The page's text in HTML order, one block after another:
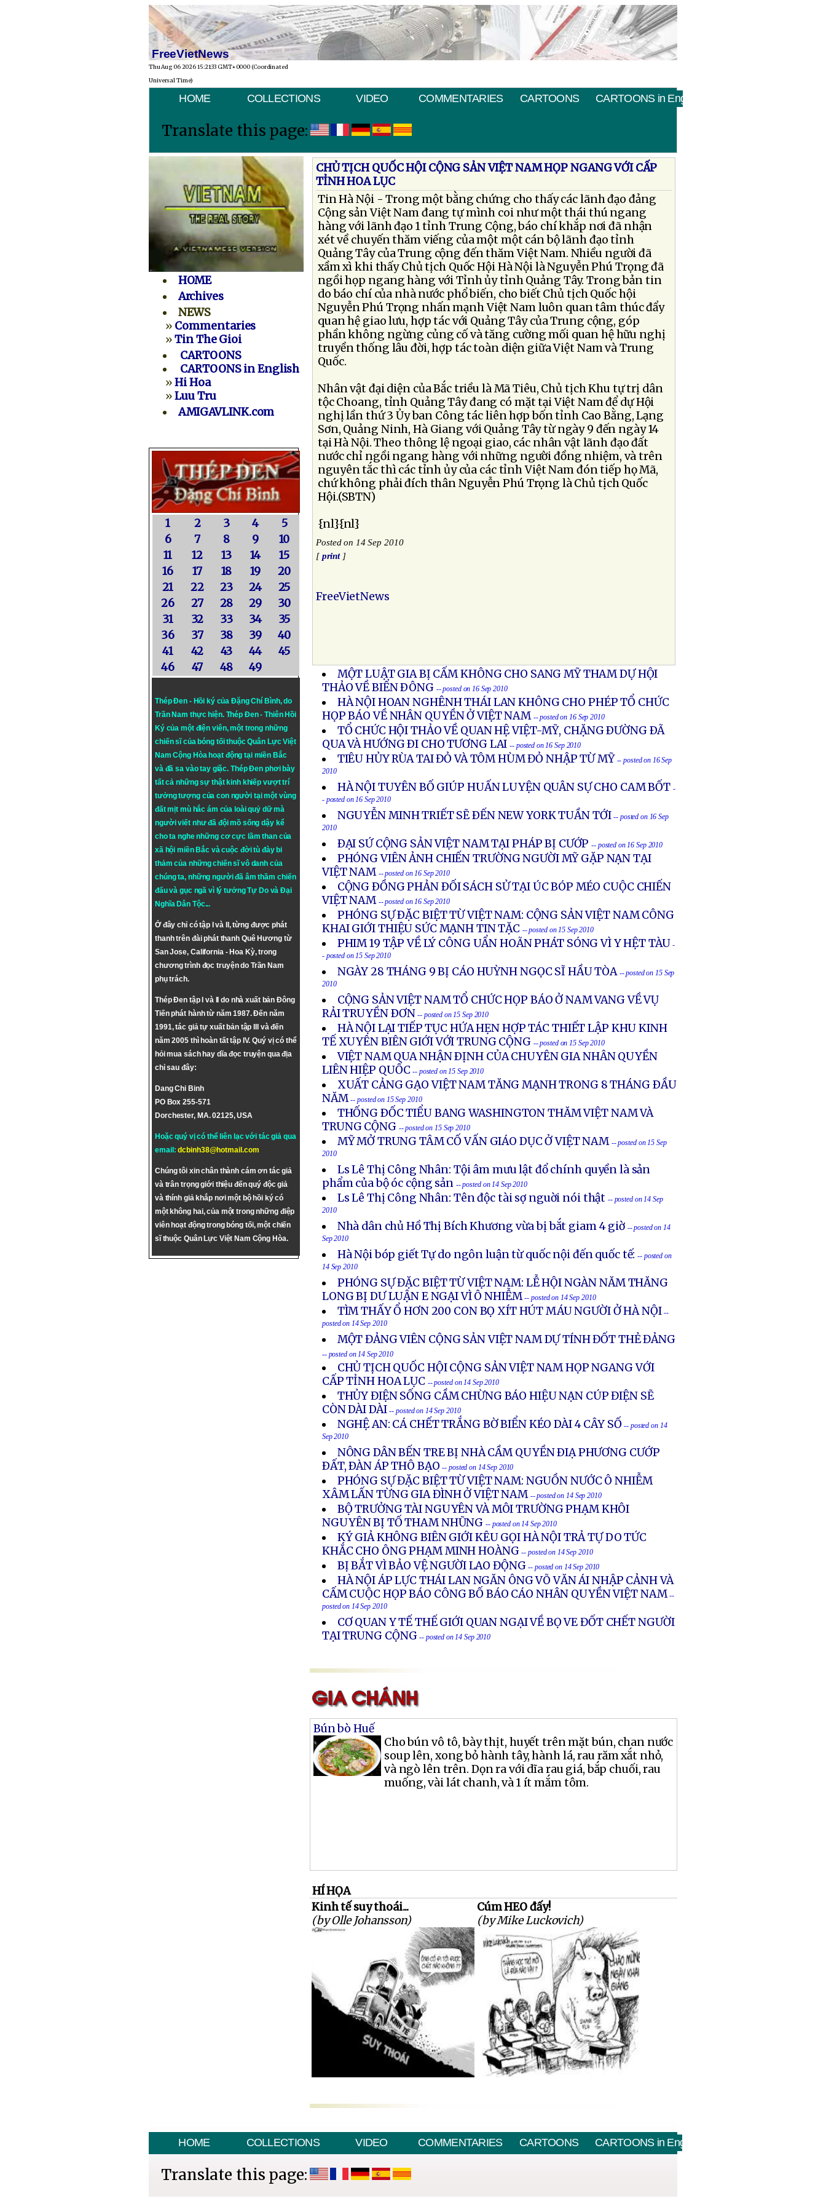
FreeVietNews
Thu Aug 06 2026 15:21:33 GMT+0000 (Coordinated
Universal Time)
HOME COLLECTIONS VIDEO COMMENTARIES CARTOONS CARTOONS in English
Translate this page:
HOME
Archives
NEWS
» Commentaries
»Tin The Gioi
CARTOONS
CARTOONS in English
»Hi Hoa
»Luu Tru
AMIGAVLINK.com
1 2 3 4
5
6
7 8 9
10
11
12 13 14
15
16
17 18 19
20
21
22 23 24
25
26
27 28 29
30
31
32 33 34
35
36
37 38 39
40
41
42 43 44
45
46
47 48 49
Thép Đen - Hồi ký của Đặng Chí Bình, do
Trần Nam thực hiện. Thép Đen- Thiên Hồi
Ký của một điện viên, một trong những
chiến sĩ của bóng tối thuộc Quân Lực Việt
Nam Cộng Hòa hoạt động tại miền Bắc
và đã sa vào tay giặc. Thép Đen phơi bày
tất cả những sự thật kinh khiếp vượt trí
tưởng tượng của con người tại một vùng
đất mịt mù hắc ám của loài quỷ dữ mà
người viết như đã đội mồ sống dậy kể
cho ta nghe những cơ cực lầm than của
xã hội miền Bắc và cuộc đời tù đày bi
thảm của những chiến sĩ vô danh của
chúng ta, những người đã âm thầm chiến
đấu và gục ngã vì lý tưởngTự DovàĐại
Nghĩa Dân Tộc...
Ở đây chỉ có tập I và II, từng được phát
thanh trên đài phát thanh Quê Hương từ
San Jose, California - Hoa Kỳ, trong
chương trình đọc truyện do Trần Nam
phụ trách.
Thép Đen tập I và II do nhà xuất bản Đông
Tiến phát hành từ năm 1987. Đến năm
1991, tác giả tự xuất bản tập III và đến
năm 2005 thì hoàn tất tập IV. Quý vị có thể
hỏi mua sách hay dĩa đọc truyện qua địa
chỉ sau đây:
Dang Chi Binh
PO Box 255-571
Dorchester, MA. 02125, USA
Hoặc quý vị có thể liên lạc với tác giả qua
email:dcbinh38@hotmail.com
Chúng tôi xin chân thành cám ơn tác giả
và trân trọng giới thiệu đến quý độc giả
và thính giả khắp nơi một bộ hồi ký có
một không hai, của một trong những điệp
viên hoạt động trong bóng tối, một chiến
sĩ thuộc Quân Lực Việt Nam Cộng Hòa.
CHỦ TỊCH QUỐC HỘI CỘNG SẢN VIỆT NAM HỌP NGANG VỚI CẤP
TỈNH HOA LỤC
Tin Hà Nội - Trong một bằng chứng cho thấy các lãnh đạo đảng
Cộng sản Việt Nam đang tự mình coi như một thái thú ngang
hàng với lãnh đạo 1 tỉnh Trung Cộng, báo chí khắp nơi đã nhận
xét về chuyến thăm viếng của một một cán bộ lãnh đạo tỉnh
Quảng Tây của Trung cộng đến thăm Việt Nam. Nhiều người đã
xầm xì khi thấy Chủ tịch Quốc Hội Hà Nội là Nguyễn Phú Trọng đã
ngồi họp ngang hàng với Tỉnh ủy tỉnh Quảng Tây. Trong bản tin
do báo chí của nhà nước phổ biến, cho biết Chủ tịch Quốc hội
Nguyễn Phú Trọng nhấn mạnh Việt Nam luôn quan tâm thúc đẩy
quan hệ giao lưu, hợp tác với Quảng Tây của Trung cộng, góp
phần không ngừng củng cố và tăng cường mối quan hệ hữu nghị
truyền thống lâu đời, hợp tác toàn diện giữa Việt Nam và Trung
Quốc.
Nhân vật đại diện của Bắc triều là Mã Tiêu, Chủ tịch Khu tự trị dân
tộc Choang, tỉnh Quảng Tây đang có mặt tại Việt Nam để dự Hội
nghị lần thứ 3 Ủy ban Công tác liên hợp bốn tỉnh Cao Bằng, Lạng
Sơn, Quảng Ninh, Hà Giang với Quảng Tây từ ngày 9 đến ngày 14
tại Hà Nội. Theo thông lệ ngoại giao, các nhân vật lãnh đạo đất
nước chỉ ngồi ngang hàng với những người đồng nhiệm, và trên
nguyên tắc thì các tỉnh ủy của các tỉnh Việt Nam đón tiếp họ Mã,
chứ không phải đích thân Nguyễn Phú Trọng là Chủ tịch Quốc
Hội.(SBTN)
{nl}{nl}
Posted on 14 Sep 2010
[print]
FreeVietNews
MỘT LUẬT GIA BỊ CẤM KHÔNG CHO SANG MỸ THAM DỰ HỘI
THẢO VỀ BIỂN ÐÔNG -- posted on 16 Sep 2010
HÀ NỘI HOAN NGHÊNH THÁI LAN KHÔNG CHO PHÉP TỔ CHỨC
HỌP BÁO VỀ NHÂN QUYỀN Ở VIỆT NAM -- posted on 16 Sep 2010
TỔ CHỨC HỘI THẢO VỀ QUAN HỆ VIỆT-MỸ, CHẶNG ÐƯỜNG ÐÃ
QUA VÀ HƯỚNG ÐI CHO TƯƠNG LAI-- posted on 16 Sep 2010
TIÊU HỦY RÙA TAI ĐỎ VÀ TÔM HÙM ĐỎ NHẬP TỪ MỸ -- posted on 16 Sep
2010
HÀ NỘI TUYÊN BỐ GIÚP HUẤN LUYỆN QUÂN SỰ CHO CAM BỐT -
- posted on 16 Sep 2010
NGUYỄN MINH TRIẾT SẼ ÐẾN NEW YORK TUẦN TỚI-- posted on 16 Sep
2010
ÐẠI SỨ CỘNG SẢN VIỆT NAM TẠI PHÁP BỊ CƯỚP -- posted on 16 Sep 2010
PHÓNG VIÊN ẢNH CHIẾN TRƯỜNG NGƯỜI MỸ GẶP NẠN TẠI
VIỆT NAM -- posted on 16 Sep 2010
CỘNG ÐỒNG PHẢN ÐỐI SÁCH SỬ TẠI ÚC BÓP MÉO CUỘC CHIẾN
VIỆT NAM -- posted on 16 Sep 2010
PHÓNG SỰ ÐẶC BIỆT TỪ VIỆT NAM: CỘNG SẢN VIỆT NAM CÔNG
KHAI GIỚI THIỆU SỨC MẠNH TIN TẶC -- posted on 15 Sep 2010
PHIM 19 TẬP VỀ LÝ CÔNG UẨN HOÃN PHÁT SÓNG VÌ Y HỆT TÀU -
- posted on 15 Sep 2010
NGÀY 28 THÁNG 9 BỊ CÁO HUỲNH NGỌC SĨ HẦU TÒA -- posted on 15 Sep
2010
CỘNG SẢN VIỆT NAM TỔ CHỨC HỌP BÁO Ở NAM VANG VỀ VỤ
RẢI TRUYỀN ÐƠN -- posted on 15 Sep 2010
HÀ NỘI LẠI TIẾP TỤC HỨA HẸN HỢP TÁC THIẾT LẬP KHU KINH
TẾ XUYÊN BIÊN GIỚI VỚI TRUNG CỘNG -- posted on 15 Sep 2010
VIỆT NAM QUA NHẬN ÐỊNH CỦA CHUYÊN GIA NHÂN QUYỀN
LIÊN HIỆP QUỐC-- posted on 15 Sep 2010
XUẤT CẢNG GẠO VIỆT NAM TĂNG MẠNH TRONG 8 THÁNG ÐẦU
NĂM-- posted on 15 Sep 2010
THỐNG ÐỐC TIỂU BANG WASHINGTON THĂM VIỆT NAM VÀ
TRUNG CỘNG -- posted on 15 Sep 2010
MỸ MỞ TRUNG TÂM CỐ VẤN GIÁO DỤC Ở VIỆT NAM -- posted on 15 Sep
2010
Ls Lê Thị Công Nhân: Tội âm mưu lật đổ chính quyền là sản
phẩm của bộ óc cộng sản -- posted on 14 Sep 2010
Ls Lê Thị Công Nhân: Tên độc tài sợ nguời nói thật -- posted on 14 Sep
2010
Nhà dân chủ Hồ Thị Bích Khương vừa bị bắt giam 4 giờ -- posted on 14
Sep 2010
Hà Nội bóp giết Tự do ngôn luận từ quốc nội đến quốc tế: -- posted on
14 Sep 2010
PHÓNG SỰ ĐẶC BIỆT TỪ VIỆT NAM: LỄ HỘI NGÀN NĂM THĂNG
LONG BỊ DƯ LUẬN E NGẠI VÌ Ô NHIỄM -- posted on 14 Sep 2010
TÌM THẤY Ổ HƠN 200 CON BỌ XÍT HÚT MÁU NGƯỜI Ở HÀ NỘI --
posted on 14 Sep 2010
MỘT ĐẢNG VIÊN CỘNG SẢN VIỆT NAM DỰ TÍNH ĐỐT THẺ ĐẢNG
-- posted on 14 Sep 2010
CHỦ TỊCH QUỐC HỘI CỘNG SẢN VIỆT NAM HỌP NGANG VỚI
CẤP TỈNH HOA LỤC -- posted on 14 Sep 2010
THỦY ĐIỆN SỐNG CẦM CHỪNG BÁO HIỆU NẠN CÚP ĐIỆN SẼ
CÒN DÀI DÀI-- posted on 14 Sep 2010
NGHỆ AN: CÁ CHẾT TRẮNG BỜ BIỂN KÉO DÀI 4 CÂY SỐ-- posted on 14
Sep 2010
NÔNG DÂN BẾN TRE BỊ NHÀ CẦM QUYỀN ÐIẠ PHƯƠNG CƯỚP
ÐẤT, ÐÀN ÁP THÔ BẠO -- posted on 14 Sep 2010
PHÓNG SỰ ĐẶC BIỆT TỪ VIỆT NAM: NGUỒN NƯỚC Ô NHIỄM
XÂM LẤN TỪNG GIA ĐÌNH Ở VIỆT NAM -- posted on 14 Sep 2010
BỘ TRƯỞNG TÀI NGUYÊN VÀ MÔI TRƯỜNG PHẠM KHÔI
NGUYÊN BỊ TỐ THAM NHŨNG -- posted on 14 Sep 2010
KÝ GIẢ KHÔNG BIÊN GIỚI KÊU GỌI HÀ NỘI TRẢ TỰ DO TỨC
KHẮC CHO ÔNG PHẠM MINH HOÀNG-- posted on 14 Sep 2010
BỊ BẮT VÌ BẢO VỆ NGƯỜI LAO ĐỘNG-- posted on 14 Sep 2010
HÀ NỘI ÁP LỰC THÁI LAN NGĂN ÔNG VÕ VĂN ÁI NHẬP CẢNH VÀ
CẤM CUỘC HỌP BÁO CÔNG BỐ BÁO CÁO NHÂN QUYỀN VIỆT NAM --
posted on 14 Sep 2010
CƠ QUAN Y TẾ THẾ GIỚI QUAN NGẠI VỀ BỌ VE ĐỐT CHẾT NGƯỜI
TẠI TRUNG CỘNG-- posted on 14 Sep 2010
Bún bò Huế
Cho bún vô tô, bày thịt, huyết trên mặt bún, chan nước
soup lên, xong bỏ hành tây, hành lá, rau răm xắt nhỏ,
và ngò lên trên. Dọn ra với dĩa rau giá, bắp chuối, rau
muống, vài lát chanh, và 1 ít mắm tôm.
HÍ HỌA
Kinh tế suy thoái...
(by Olle Johansson)
Cúm HEO đấy!
(by Mike Luckovich)
HOME COLLECTIONS VIDEO COMMENTARIES CARTOONS CARTOONS in English
Translate this page: